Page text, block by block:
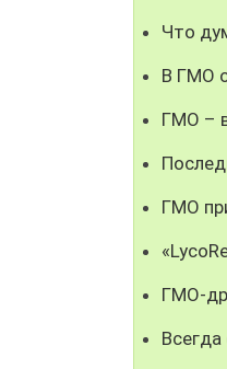
Что
В ГМО
ГМО –
ГМО
ГМО-